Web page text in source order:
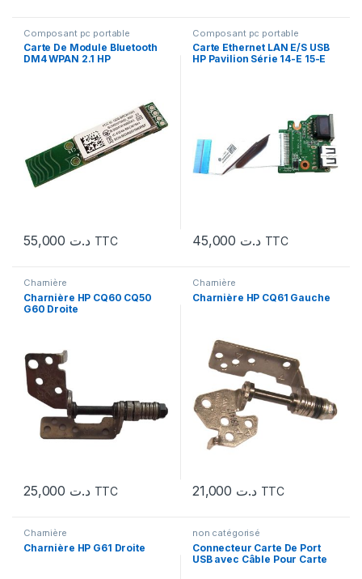
Composant pc portable
Carte De Module Bluetooth
DM4 WPAN 2.1 HP
د.ت TTC
Composant pc portable
Carte Ethernet LAN E/S USB
HP Pavilion Série 14-E 15-E
د.ت TTC
Charnière
Charnière HP CQ60 CQ50
G60 Droite
د.ت TTC
Charnière
Charnière HP CQ61 Gauche
د.ت TTC
Charnière
Charnière HP G61 Droite
non catégorisé
Connecteur Carte De Port
USB avec Câble Pour Carte